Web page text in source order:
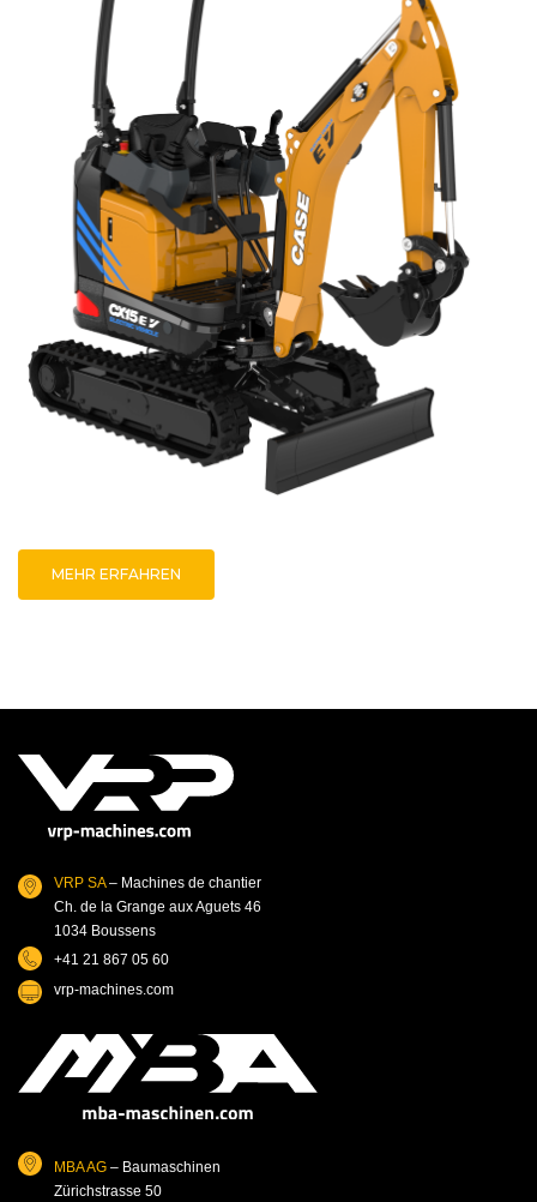
MEHR ERFAHREN
VRP SA– Machines de chantier
Ch. de la Grange aux Aguets 46
1034 Boussens
+41 21 867 05 60
vrp-machines.com
MBA AG – Baumaschinen
Zürichstrasse 50